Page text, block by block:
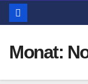
Monat: